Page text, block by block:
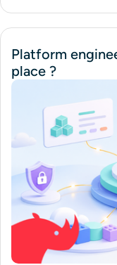
Platform
place ?